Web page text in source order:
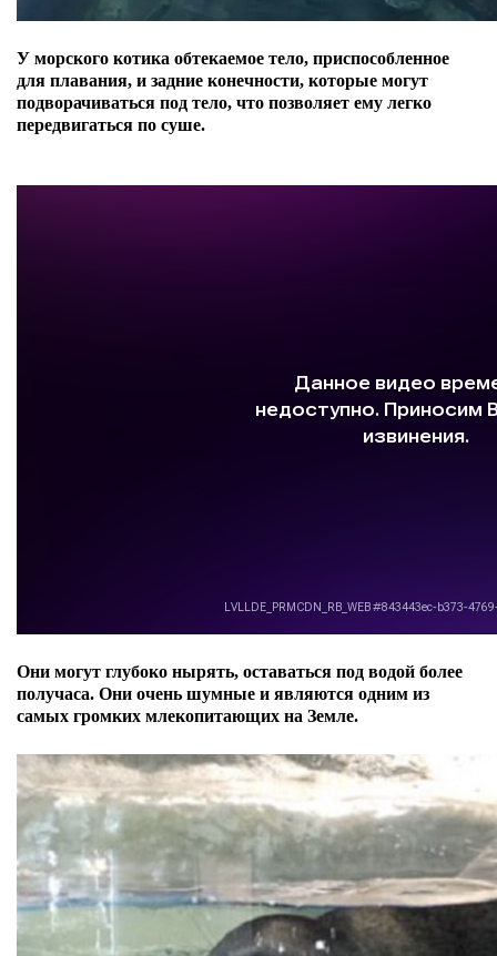
У морского котика обтекаемое тело, приспособленное
для плавания, и задние конечности, которые могут
подворачиваться под тело, что позволяет ему легко
передвигаться по суше.
Они могут глубоко нырять, оставаться под водой более
получаса. Они очень шумные и являются одним из
самых громких млекопитающих на Земле.